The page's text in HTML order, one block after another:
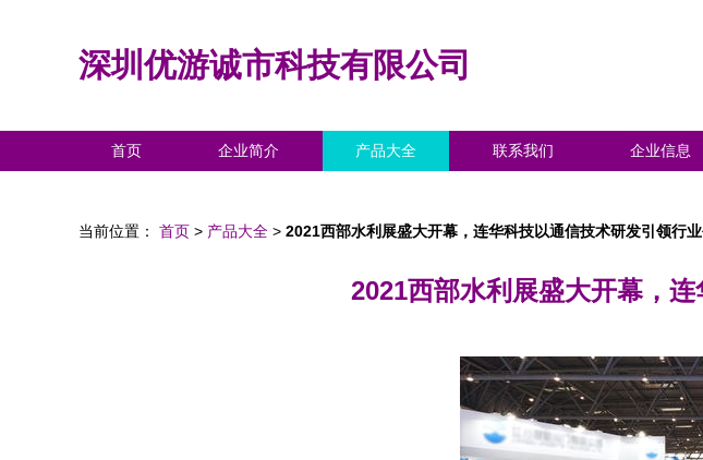
深圳优游诚市科技有限公司
首页 企业简介 产品大全 联系我们 企业信息
当前位置： 首页 > 产品大全 > 2021西部水利展盛大开幕，连华科技以通信技术研发引领行
2021西部水利展盛大开幕，